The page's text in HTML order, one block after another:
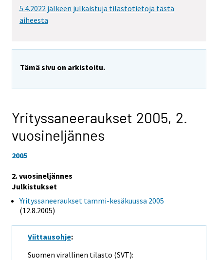
5.4.2022 jälkeen julkaistuja tilastotietoja tästä
aiheesta
Tämä sivu on arkistoitu.
Yrityssaneeraukset 2005, 2.
vuosineljännes
2005
2. vuosineljännes
Julkistukset
Yrityssaneeraukset tammi-kesäkuussa 2005
(12.8.2005)
Viittausohje:
Suomen virallinen tilasto (SVT):